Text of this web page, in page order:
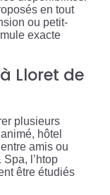
en tout
ou petit-
exacte
Lloret de
plusieurs
hôtel
amis ou
l’htop
être étudiés